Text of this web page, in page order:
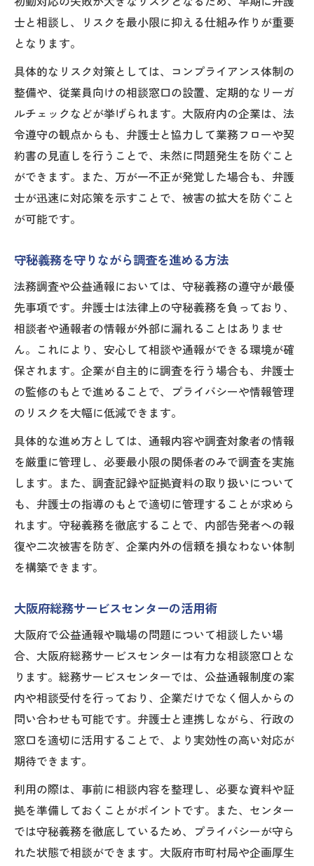
士と相談し、リスクを最小限に抑える仕組み作りが重要
となります。
具体的なリスク対策としては、コンプライアンス体制の
整備や、従業員向けの相談窓口の設置、定期的なリーガ
ルチェックなどが挙げられます。大阪府内の企業は、法
令遵守の観点からも、弁護士と協力して業務フローや契
約書の見直しを行うことで、未然に問題発生を防ぐこと
ができます。また、万が一不正が発覚した場合も、弁護
士が迅速に対応策を示すことで、被害の拡大を防ぐこと
が可能です。
守秘義務を守りながら調査を進める方法
法務調査や公益通報においては、守秘義務の遵守が最優
先事項です。弁護士は法律上の守秘義務を負っており、
相談者や通報者の情報が外部に漏れることはありませ
ん。これにより、安心して相談や通報ができる環境が確
保されます。企業が自主的に調査を行う場合も、弁護士
の監修のもとで進めることで、プライバシーや情報管理
のリスクを大幅に低減できます。
具体的な進め方としては、通報内容や調査対象者の情報
を厳重に管理し、必要最小限の関係者のみで調査を実施
します。また、調査記録や証拠資料の取り扱いについて
も、弁護士の指導のもとで適切に管理することが求めら
れます。守秘義務を徹底することで、内部告発者への報
復や二次被害を防ぎ、企業内外の信頼を損なわない体制
を構築できます。
大阪府総務サービスセンターの活用術
大阪府で公益通報や職場の問題について相談したい場
合、大阪府総務サービスセンターは有力な相談窓口とな
ります。総務サービスセンターでは、公益通報制度の案
内や相談受付を行っており、企業だけでなく個人からの
問い合わせも可能です。弁護士と連携しながら、行政の
窓口を適切に活用することで、より実効性の高い対応が
期待できます。
利用の際は、事前に相談内容を整理し、必要な資料や証
拠を準備しておくことがポイントです。また、センター
では守秘義務を徹底しているため、プライバシーが守ら
れた状態で相談ができます。大阪府市町村局や企画厚生